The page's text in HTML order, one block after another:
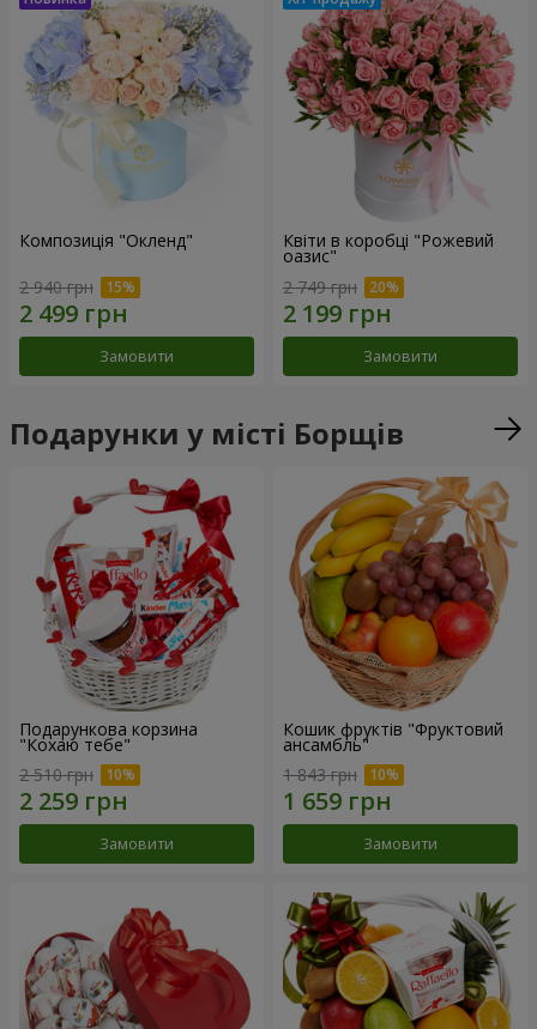
Композиція "Окленд"
2 940 грн
Замовити
Квіти в коробці "Рожевий
оазис"
2 749 грн
Замовити
Подарунки у місті Борщів
Подарункова корзина
"Кохаю тебе"
2 510 грн
Замовити
Кошик фруктів "Фруктовий
ансамбль"
1 843 грн
Замовити